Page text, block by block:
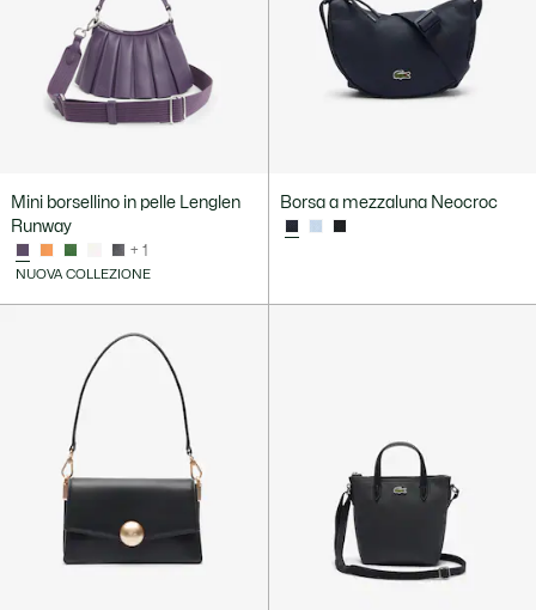
Mini borsellino in pelle Lenglen
Runway
+ 1
NUOVA COLLEZIONE
Borsa a mezzaluna Neocroc